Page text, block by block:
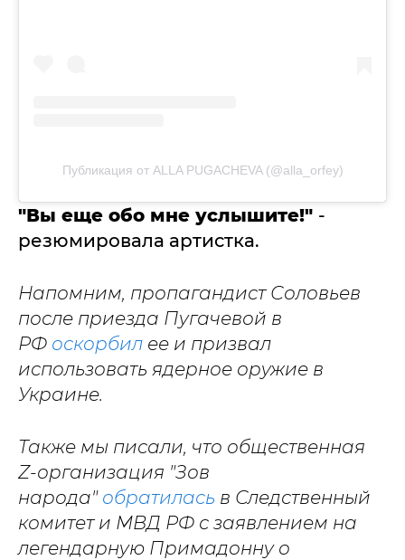
Публикация от ALLA PUGACHEVA (@alla_orfey)
"Вы еще обо мне услышите!" -
резюмировала артистка.
Напомним, пропагандист Соловьев
после приезда Пугачевой в
РФ оскорбил ее и призвал
использовать ядерное оружие в
Украине.
Также мы писали, что общественная
Z-организация "Зов
народа" обратилась в Следственный
комитет и МВД РФ с заявлением на
легендарную Примадонну о